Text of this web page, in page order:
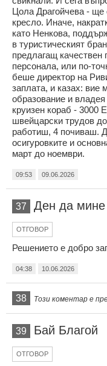
Цола Драгойчева - ще
кресло. Иначе,
като Ненкова,
в туристическият
предлагащ
персонала, или по-
беше директор на
заплата, и казах: вие
образование и
круизен кораб - 3000
швейцарски трудов
работиш, 4 почиваш.
осигуровките и
март до ноември.
09:53 09.06.2026
37 Ден да мине
ОТГОВОР
Решението е добро
04:38 10.06.2026
38 Този коментар е
39 Бай Благой
ОТГОВОР